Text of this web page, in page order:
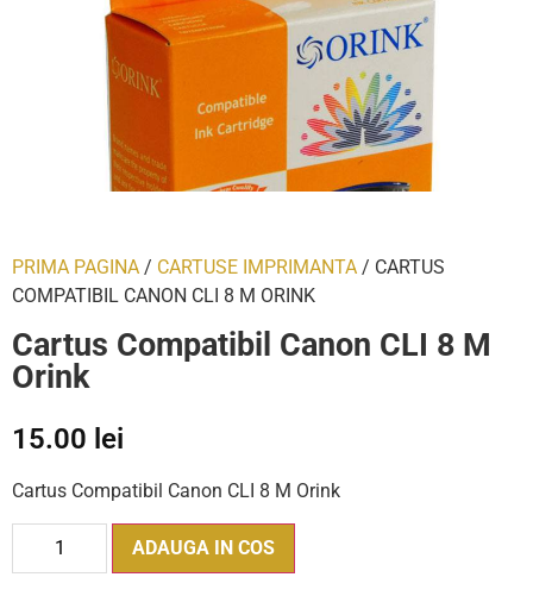
PRIMA PAGINA / CARTUSE IMPRIMANTA / CARTUS
COMPATIBIL CANON CLI 8 M ORINK
Cartus Compatibil Canon CLI 8 M
Orink
15.00 lei
Cartus Compatibil Canon CLI 8 M Orink
ADAUGA IN COS